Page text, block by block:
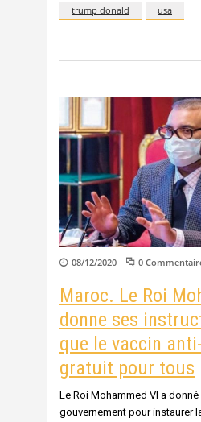
trump donald
usa
08/12/2020 0
Maroc. Le Roi
donne ses
que le vaccin
gratuit pour tous
Le Roi Mohammed VI a
gouvernement pour instaurer